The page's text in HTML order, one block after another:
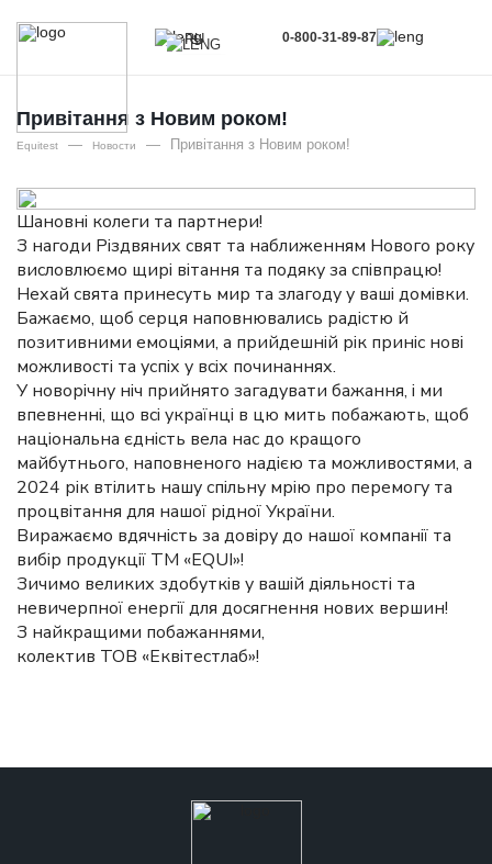
RU
RU
0-800-31-89-87
Привітання з Новим роком!
Equitest — Новости — Привітання з Новим роком!
Шановні колеги та партнери!
З нагоди Різдвяних свят та наближенням Нового року
висловлюємо щирі вітання та подяку за співпрацю!
Нехай свята принесуть мир та злагоду у ваші домівки.
Бажаємо, щоб серця наповнювались радістю й
позитивними емоціями, а прийдешній рік приніс нові
можливості та успіх у всіх починаннях.
У новорічну ніч прийнято загадувати бажання, і ми
впевненні, що всі українці в цю мить побажають, щоб
національна єдність вела нас до кращого
майбутнього, наповненого надією та можливостями, а
2024 рік втілить нашу спільну мрію про перемогу та
процвітання для нашої рідної України.
Виражаємо вдячність за довіру до нашої компанії та
вибір продукції ТМ «EQUI»!
Зичимо великих здобутків у вашій діяльності та
невичерпної енергії для досягнення нових вершин!
З найкращими побажаннями,
колектив ТОВ «Еквітестлаб»!